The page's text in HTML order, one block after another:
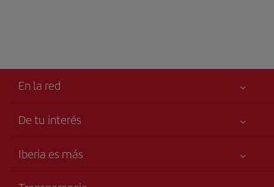
En la red
De tu interés
Accesibilidad
Iberia es más